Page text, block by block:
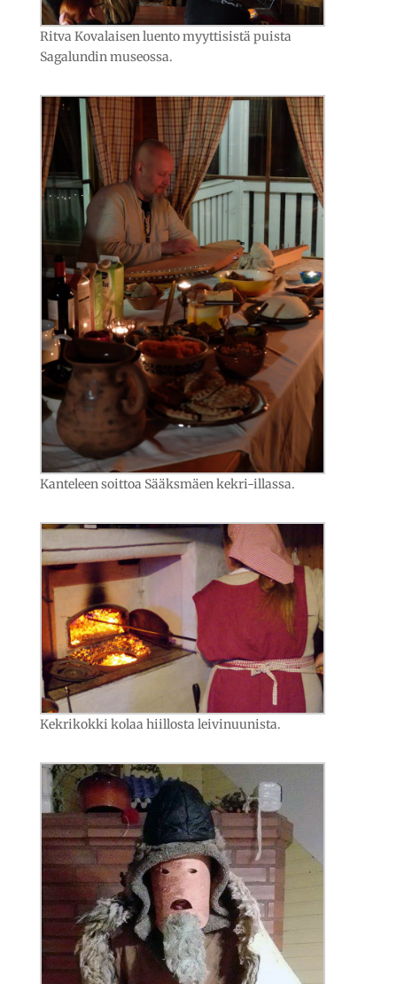
Ritva Kovalaisen luento myyttisistä puista
Sagalundin museossa.
Kanteleen soittoa Sääksmäen kekri-illassa.
Kekrikokki kolaa hiillosta leivinuunista.